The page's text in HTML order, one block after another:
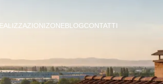
ZONEBLOGCONTATTI